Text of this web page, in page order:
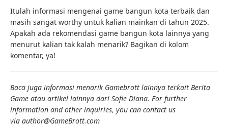
Itulah informasi mengenai game bangun kota terbaik dan
masih sangat worthy untuk kalian mainkan di tahun 2025.
Apakah ada rekomendasi game bangun kota lainnya yang
menurut kalian tak kalah menarik? Bagikan di kolom
komentar, ya!
Baca juga informasi menarik Gamebrott lainnya terkait Berita
Game atau artikel lainnya dari Sofie Diana. For further
information and other inquiries, you can contact us
via author@GameBrott.com